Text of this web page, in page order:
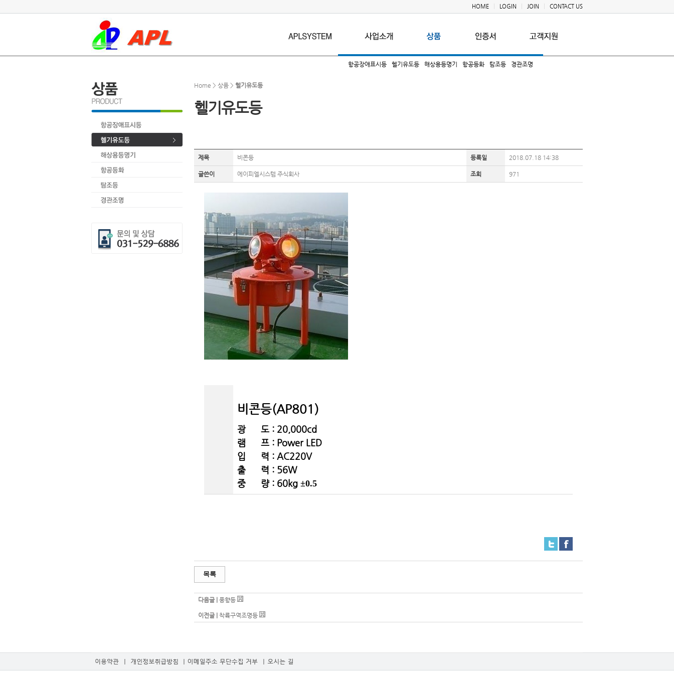
HOME LOGIN JOIN CONTACT US
항공장애표시등 헬기유도등 해상용등명기 항공등화 탐조등 경관조명
헬기유도등
Home > 상품 > 헬기유도등
제목 비콘등 등록일 2018.07.18 14:38
글쓴이 에이피엘시스템 주식회사 조회 971
비콘등(AP801)
광 도 : 20,000cd
램 프 : Power LED
입 력 : AC220V
출 력 : 56W
중 량 : 60kg ±0.5
목록
다음글 | 풍향등
이전글 | 착륙구역조명등